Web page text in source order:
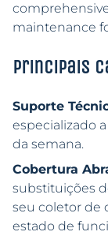
maintenance
Principais
Suporte
especializado
da semana.
Cobertura
substituições
seu coletor de
estado de